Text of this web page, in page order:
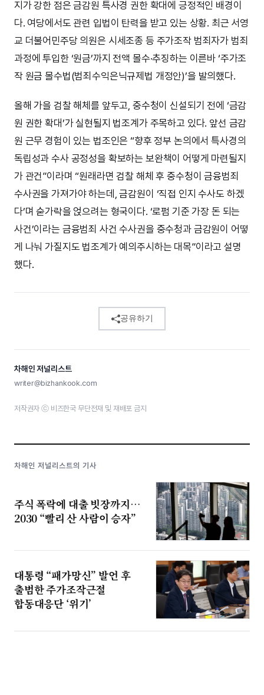
지가 강한 점은 금감원 특사경 권한 확대에 긍정적인 배경이
다. 여당에서도 관련 입법이 탄력을 받고 있는 상황. 최근 서영
교 더불어민주당 의원은 시세조종 등 주가조작 범죄자가 범죄
과정에 투입한 ‘원금’까지 전액 몰수·추징하는 이른바 ‘주가조
작 원금 몰수법(범죄수익은닉규제법 개정안)’을 발의했다.
올해 가을 검찰 해체를 앞두고, 중수청이 신설되기 전에 ‘금감
원 권한 확대’가 실현될지 법조계가 주목하고 있다. 앞선 금감
원 근무 경험이 있는 법조인은 “향후 정부 논의에서 특사경의
독립성과 수사 공정성을 확보하는 보완책이 어떻게 마련될지
가 관건”이라며 “원래라면 검찰 해체 후 중수청이 금융범죄
수사권을 가져가야 하는데, 금감원이 ‘직접 인지 수사도 하겠
다’며 숟가락을 얹으려는 형국이다. ‘로펌 기준 가장 돈 되는
사건’이라는 금융범죄 사건 수사권을 중수청과 금감원이 어떻
게 나눠 가질지도 법조계가 예의주시하는 대목”이라고 설명
했다.
공유하기
차해인 저널리스트
writer@bizhankook.com
저작권자 ⓒ 비즈한국 무단전재 및 재배포 금지
차해인 저널리스트의 기사
주식 폭락에 대출 빗장까지…
2030 “빨리 산 사람이 승자”
대통령 “패가망신” 발언 후
출범한 주가조작근절
합동대응단 ‘위기’